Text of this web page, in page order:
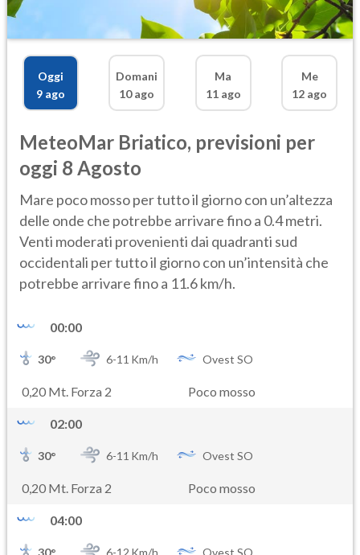
Oggi
9 ago
Domani
10 ago
Ma
11 ago
Me
12 ago
MeteoMar Briatico, previsioni per
oggi 8 Agosto
Mare poco mosso per tutto il giorno con un’altezza
delle onde che potrebbe arrivare fino a 0.4 metri.
Venti moderati provenienti dai quadranti sud
occidentali per tutto il giorno con un’intensità che
potrebbe arrivare fino a 11.6 km/h.
00:00
30° 6-11 Km/h Ovest SO
0,20 Mt. Forza 2 Poco mosso
02:00
30° 6-11 Km/h Ovest SO
0,20 Mt. Forza 2 Poco mosso
04:00